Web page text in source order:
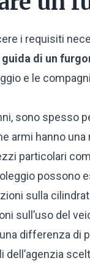
i requisiti
di un
e le
sono spesso
armi hanno una
particolari
possono
sulla
sull’uso del
differenza di